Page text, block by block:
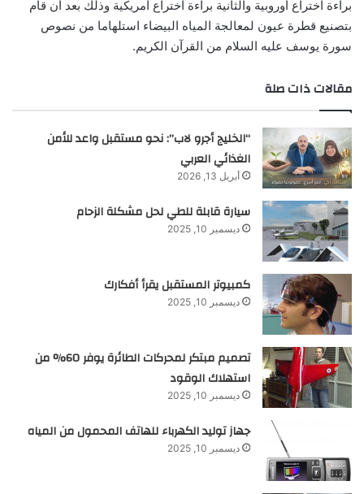
براءة اختراع أوروبية والثانية براءة اختراع أمريكية وذلك بعد أن قام
بتصنيع قطرة عيون لمعالجة المياه البيضاء استلهاما من نصوص
سورة يوسف عليه السلام من القرآن الكريم.
مقالات ذات صلة
“الخليج أجرو لاب”: نحو مستقبل واعد للأمن
الغذائي العربي
أبريل 13, 2026
سيارة قابلة للطي لحل مشكلة الزحام
ديسمبر 10, 2025
كمبيوتر المستقبل يقرأ أفكارك
ديسمبر 10, 2025
تصميم مبتكر لمحركات الطائرة يوفر 60% من
استهلاك الوقود
ديسمبر 10, 2025
جهاز توليد الكهرباء للهاتف المحمول من المياه
ديسمبر 10, 2025